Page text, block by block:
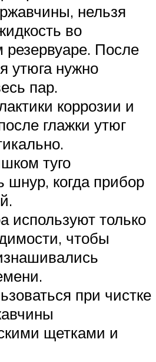
нельзя
во
резервуаре. После
утюга нужно
пар.
коррозии и
глажки утюг
туго
шнур, когда прибор
используют только
чтобы
при чистке
щетками и